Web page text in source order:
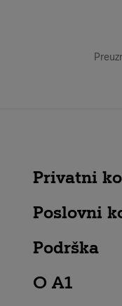
Privatni
Poslovni
Podrška
O A1